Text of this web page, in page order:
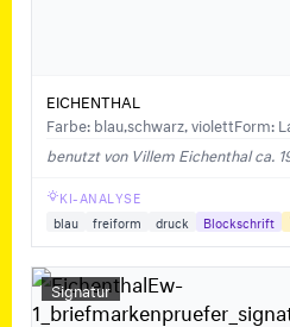
EICHENTHAL
Farbe: blau,schwarz, violettForm:
benutzt von Villem Eichenthal ca.
KI-ANALYSE
blau
freiform druck Blockschrift
Signatur